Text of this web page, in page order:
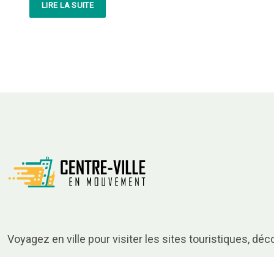
LIRE LA SUITE
Voyagez en ville pour visiter les sites touristiques,